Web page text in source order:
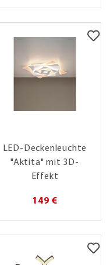
LED-Deckenleuchte
"Aktita" mit 3D-
Effekt
149 €